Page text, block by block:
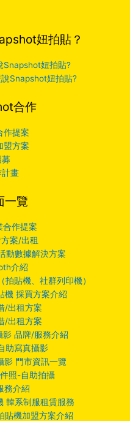
妞拍貼？
Snapshot妞拍貼?
Snapshot妞拍貼?
合作
作提案
盟方案
募
計畫
一覽
合作提案
案/出租
動數據解決方案
介紹
貼機、社群列印機）
機 採買方案介紹
/出租方案
/出租方案
影 品牌/服務介紹
助寫真攝影
影 門市資訊一覽
照-自助拍攝
務介紹
韓系制服租賃服務
貼機加盟方案介紹